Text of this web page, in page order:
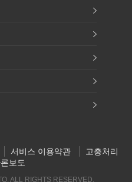
서비스 이용약관
고충처리
보도
ALL RIGHTS RESERVED.